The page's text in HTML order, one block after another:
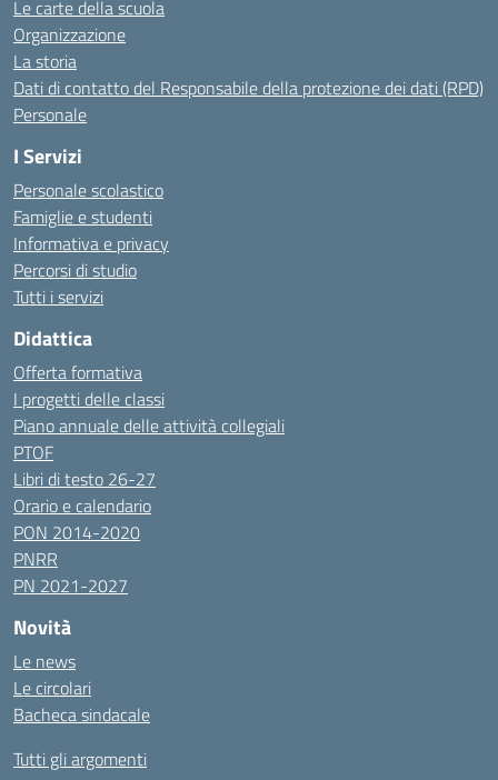
Le carte della scuola
Organizzazione
La storia
Dati di contatto del Responsabile della protezione dei dati (RPD)
Personale
I Servizi
Personale scolastico
Famiglie e studenti
Informativa e privacy
Percorsi di studio
Tutti i servizi
Didattica
Offerta formativa
I progetti delle classi
Piano annuale delle attività collegiali
PTOF
Libri di testo 26-27
Orario e calendario
PON 2014-2020
PNRR
PN 2021-2027
Novità
Le news
Le circolari
Bacheca sindacale
Tutti gli argomenti